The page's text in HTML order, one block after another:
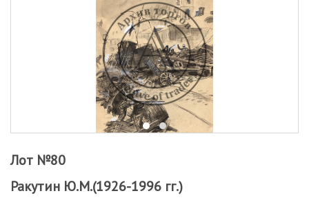
Лот №80
Ракутин Ю.М.(1926-1996 гг.)